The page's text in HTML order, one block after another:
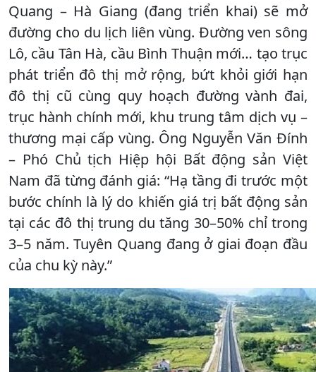
Quang – Hà Giang (đang triển khai) sẽ mở
đường cho du lịch liên vùng. Đường ven sông
Lô, cầu Tân Hà, cầu Bình Thuận mới… tạo trục
phát triển đô thị mở rộng, bứt khỏi giới hạn
đô thị cũ cùng quy hoạch đường vành đai,
trục hành chính mới, khu trung tâm dịch vụ –
thương mại cấp vùng. Ông Nguyễn Văn Đính
– Phó Chủ tịch Hiệp hội Bất động sản Việt
Nam đã từng đánh giá: “Hạ tầng đi trước một
bước chính là lý do khiến giá trị bất động sản
tại các đô thị trung du tăng 30–50% chỉ trong
3–5 năm. Tuyên Quang đang ở giai đoạn đầu
của chu kỳ này.”